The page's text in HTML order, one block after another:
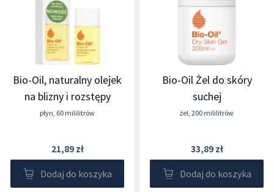
Bio-Oil, naturalny olejek
na blizny i rozstępy
płyn, 60 mililitrów
21,89 zł
Dodaj do koszyka
Bio-Oil Żel do skóry
suchej
żel, 200 mililitrów
33,89 zł
Dodaj do koszyka